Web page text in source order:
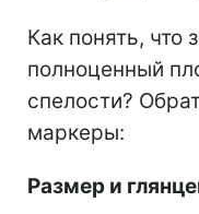
Как понять, что
полноценный
спелости?
маркеры:
Размер и